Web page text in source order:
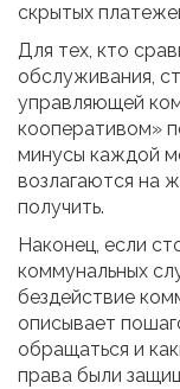
скрытых
Для тех, кто
обслуживания,
управляющей
кооперативом»
минусы каждой
возлагаются на
получить.
Наконец, если
коммунальных
бездействие
описывает
обращаться и
права были